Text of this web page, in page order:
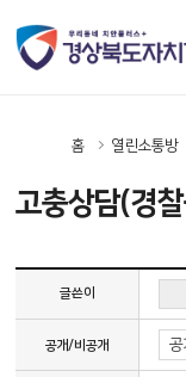
홈 열린소통방
고충상담(경
글쓴이
공개/비공개